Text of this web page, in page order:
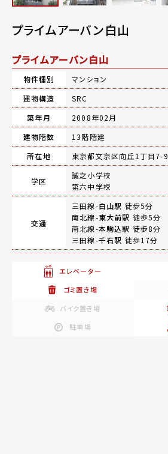
プライムアーバン白山
プライムアーバン白山
物件種別
マンション
建物構造
SRC
築年月
2008年02月
建物階数
13階階建
所在地
東京都文京区向丘1丁目7-9
学区
誠之小学校
第六中学校
交通
三田線-白山駅 徒歩5分
南北線-東大前駅 徒歩5分
南北線-本駒込駅 徒歩8分
三田線-千石駅 徒歩17分
エレベーター
ゴミ置き場
バイク置き場
駐車場